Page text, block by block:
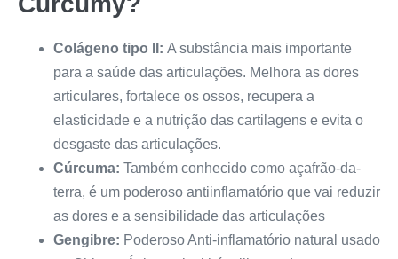
Colágeno tipo II: A substância mais importante
para a saúde das articulações. Melhora as dores
articulares, fortalece os ossos, recupera a
elasticidade e a nutrição das cartilagens e evita o
desgaste das articulações.
Cúrcuma: Também conhecido como açafrão-da-
terra, é um poderoso antiinflamatório que vai reduzir
as dores e a sensibilidade das articulações
Gengibre: Poderoso Anti-inflamatório natural usado